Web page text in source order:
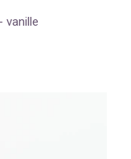
vanille